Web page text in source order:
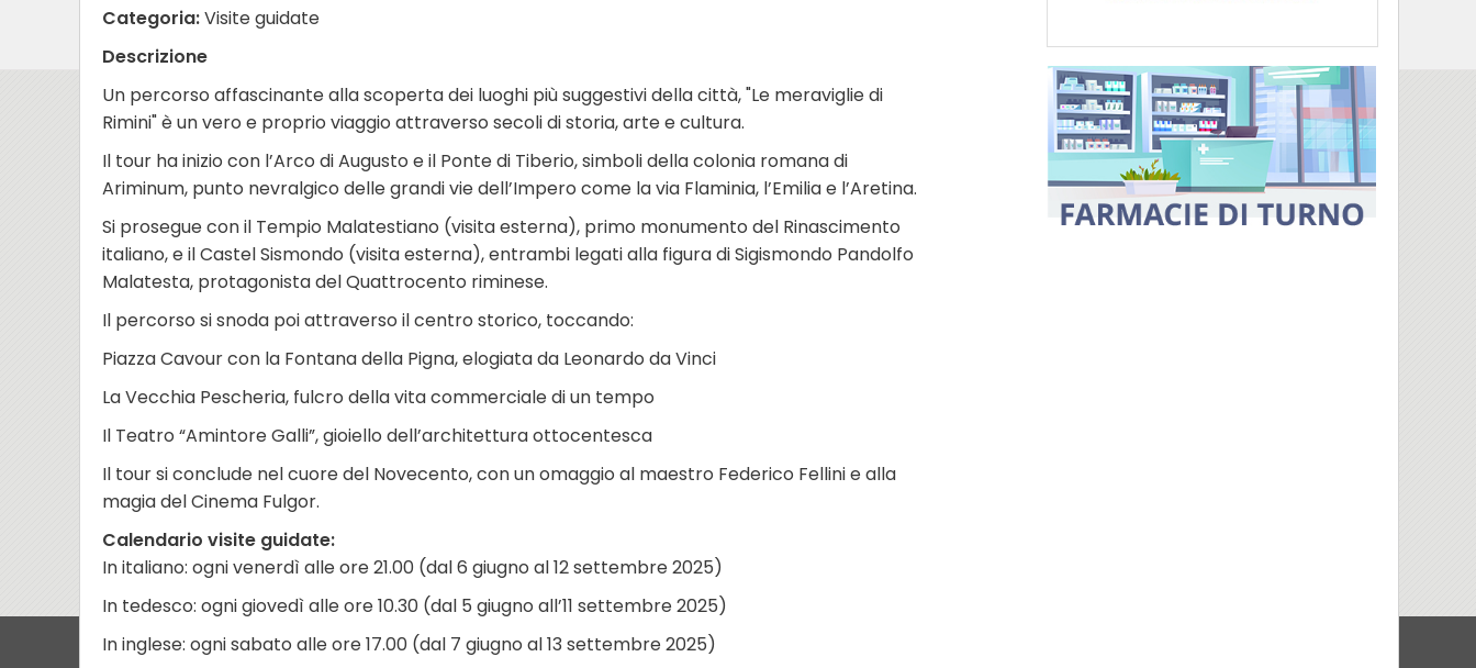
Categoria:Visite guidate
Descrizione
Un percorso affascinante alla scoperta dei luoghi più suggestivi della città, "Le meraviglie di
Rimini" è un vero e proprio viaggio attraverso secoli di storia, arte e cultura.
Il tour ha inizio con l’Arco di Augusto e il Ponte di Tiberio, simboli della colonia romana di
Ariminum, punto nevralgico delle grandi vie dell’Impero come la via Flaminia, l’Emilia e l’Aretina.
Si prosegue con il Tempio Malatestiano (visita esterna), primo monumento del Rinascimento
italiano, e il Castel Sismondo (visita esterna), entrambi legati alla figura di Sigismondo Pandolfo
Malatesta, protagonista del Quattrocento riminese.
Il percorso si snoda poi attraverso il centro storico, toccando:
Piazza Cavour con la Fontana della Pigna, elogiata da Leonardo da Vinci
La Vecchia Pescheria, fulcro della vita commerciale di un tempo
Il Teatro “Amintore Galli”, gioiello dell’architettura ottocentesca
Il tour si conclude nel cuore del Novecento, con un omaggio al maestro Federico Fellini e alla
magia del Cinema Fulgor.
Calendario visite guidate:
In italiano: ogni venerdì alle ore 21.00 (dal 6 giugno al 12 settembre 2025)
In tedesco: ogni giovedì alle ore 10.30 (dal 5 giugno all’11 settembre 2025)
In inglese: ogni sabato alle ore 17.00 (dal 7 giugno al 13 settembre 2025)